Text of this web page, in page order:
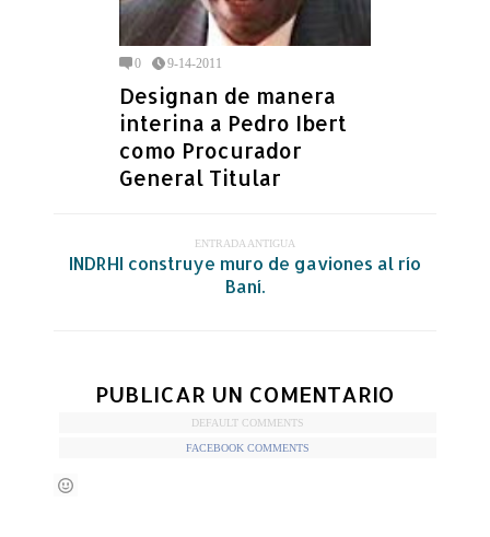
0 9-14-2011
Designan de manera
interina a Pedro Ibert
como Procurador
General Titular
ENTRADA ANTIGUA
INDRHI construye muro de gaviones al río
Baní.
PUBLICAR UN COMENTARIO
DEFAULT COMMENTS
FACEBOOK COMMENTS